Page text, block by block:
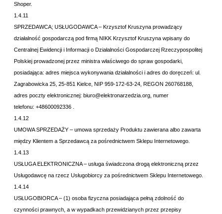
Shoper.
1.4.11
SPRZEDAWCA; USŁUGODAWCA – Krzysztof Kruszyna prowadzący
działalność gospodarczą pod firmą NIKK Krzysztof Kruszyna wpisany do
Centralnej Ewidencji i Informacji o Działalności Gospodarczej Rzeczypospolitej
Polskiej prowadzonej przez ministra właściwego do spraw gospodarki,
posiadająca: adres miejsca wykonywania działalności i adres do doręczeń: ul.
Zagrabowicka 25, 25-851 Kielce, NIP 959-172-63-24 , REGON 260768188
adres poczty elektronicznej: biuro@elektronarzedzia.org , numer
telefonu: +48600092336
1.4.12
UMOWA SPRZEDAŻY – umowa sprzedaży Produktu zawierana albo zawarta
między Klientem a Sprzedawcą za pośrednictwem Sklepu Internetowego.
1.4.13
USŁUGA ELEKTRONICZNA – usługa świadczona drogą elektroniczną przez
Usługodawcę na rzecz Usługobiorcy za pośrednictwem Sklepu Internetowego.
1.4.14
USŁUGOBIORCA – (1) osoba fizyczna posiadająca pełną zdolność do
czynności prawnych, a w wypadkach przewidzianych przez przepisy